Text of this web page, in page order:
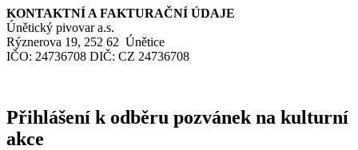
KONTAKTNÍ A FAKTURAČNÍ ÚDAJE
Únětický pivovar a.s.
Rýznerova 19, 252 62 Únětice
IČO: 24736708 DIČ: CZ 24736708
Přihlášení k odběru pozvánek na kulturní
akce